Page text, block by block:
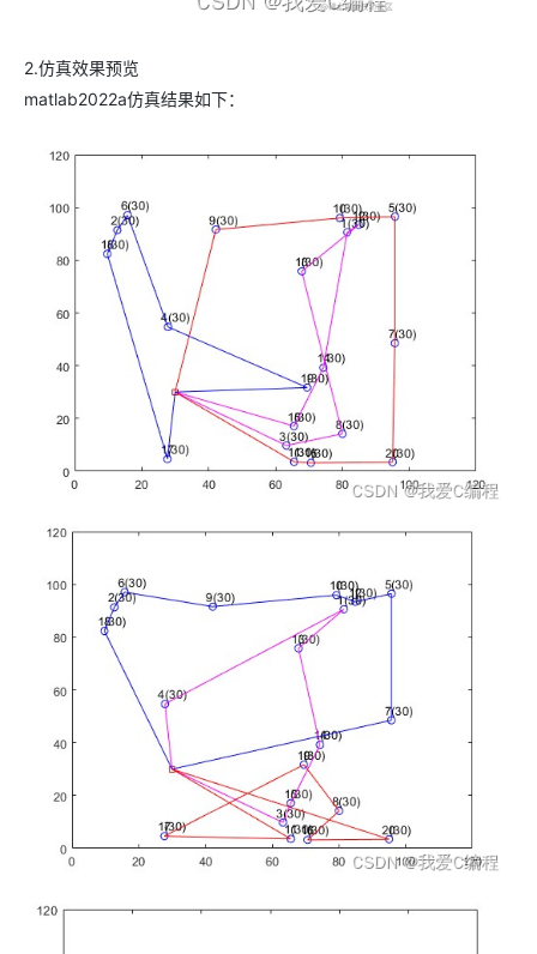
2.仿真效果预览
matlab2022a仿真结果如下：